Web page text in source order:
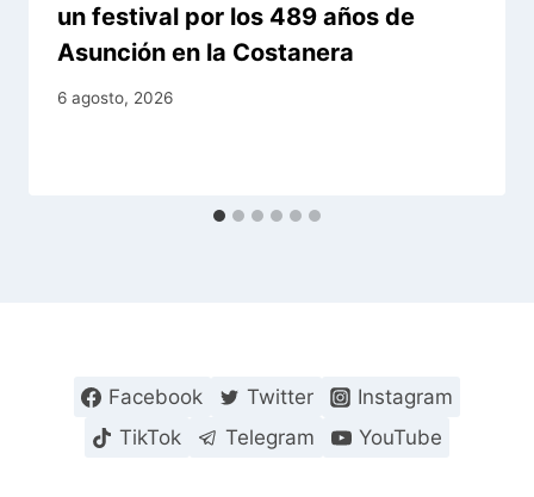
un festival por los 489 años de
Asunción en la Costanera
6 agosto, 2026
Facebook Twitter
Instagram
TikTok
Telegram YouTube